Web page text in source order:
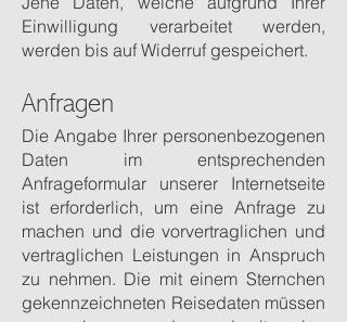
Einwilligung verarbeitet werden,
werden bis auf Widerruf gespeichert.
Anfragen
Die Angabe Ihrer personenbezogenen
Daten im entsprechenden
Anfrageformular unserer Internetseite
ist erforderlich, um eine Anfrage zu
machen und die vorvertraglichen und
vertraglichen Leistungen in Anspruch
zu nehmen. Die mit einem Sternchen
gekennzeichneten Reisedaten müssen